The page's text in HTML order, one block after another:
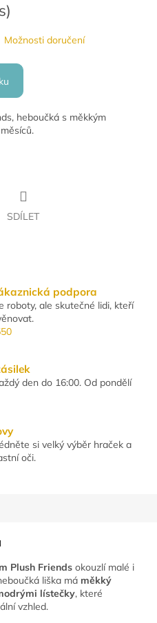
)
Možnosti doručení
heboučká s měkkým
SDÍLET
podpora
roboty, ale skutečné lidi, kteří
den do 16:00. Od pondělí
si velký výběr hraček a
oči.
Plush Friends okouzlí malé i
liška má měkký
lístečky, které
vzhled.